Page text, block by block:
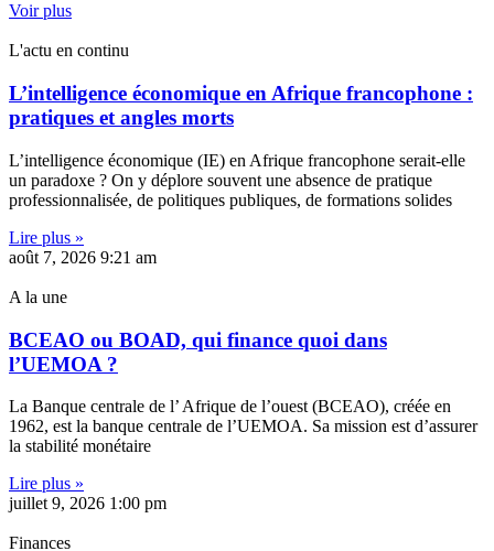
Voir plus
L'actu en continu
L’intelligence économique en Afrique francophone :
pratiques et angles morts
L’intelligence économique (IE) en Afrique francophone serait-elle
un paradoxe ? On y déplore souvent une absence de pratique
professionnalisée, de politiques publiques, de formations solides
Lire plus »
août 7, 2026 9:21 am
A la une
BCEAO ou BOAD, qui finance quoi dans
l’UEMOA ?
La Banque centrale de l’ Afrique de l’ouest (BCEAO), créée en
1962, est la banque centrale de l’UEMOA. Sa mission est d’assurer
la stabilité monétaire
Lire plus »
juillet 9, 2026 1:00 pm
Finances